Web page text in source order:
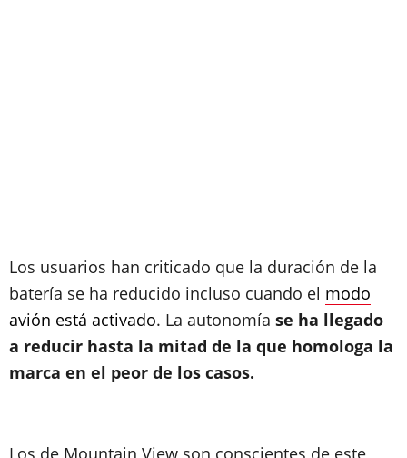
Los usuarios han criticado que la duración de la
batería se ha reducido incluso cuando el modo
avión está activado. La autonomía se ha llegado
a reducir hasta la mitad de la que homologa la
marca en el peor de los casos.
Los de Mountain View son conscientes de este